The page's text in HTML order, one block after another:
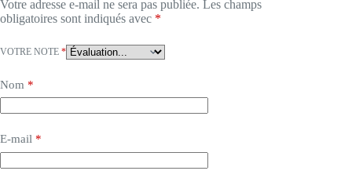
Votre adresse e-mail ne sera pas publiée. Les champs
obligatoires sont indiqués avec *
VOTRE NOTE *
Nom *
E-mail *